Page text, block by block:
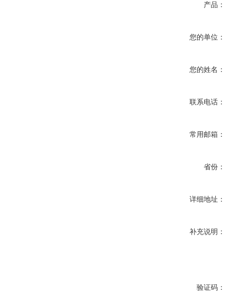
产品：
您的单位：
您的姓名：
联系电话：
常用邮箱：
省份：
详细地址：
补充说明：
验证码：